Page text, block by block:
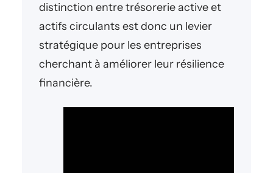
distinction entre trésorerie active et
actifs circulants est donc un levier
stratégique pour les entreprises
cherchant à améliorer leur résilience
financière.